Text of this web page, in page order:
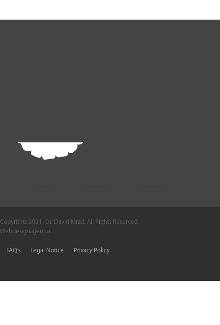
Copyrithts 2021. Dr. David Mrad. All Rights Reserved.
Webdesignagentur
FAQ’s Legal Notice Privacy Policy